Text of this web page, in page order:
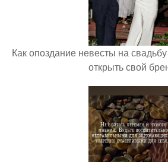
Как опоздание невесты на
открыть свой